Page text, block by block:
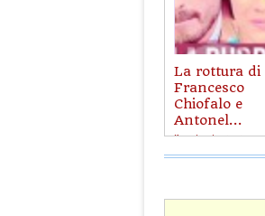
La rottura di
Francesco
Chiofalo e
Antonel...
il 29/08/2019 12:43